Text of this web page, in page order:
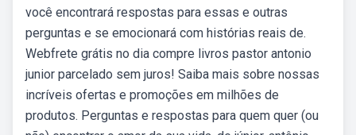
você encontrará respostas para essas e outras
perguntas e se emocionará com histórias reais de.
Webfrete grátis no dia compre livros pastor antonio
junior parcelado sem juros! Saiba mais sobre nossas
incríveis ofertas e promoções em milhões de
produtos. Perguntas e respostas para quem quer (ou